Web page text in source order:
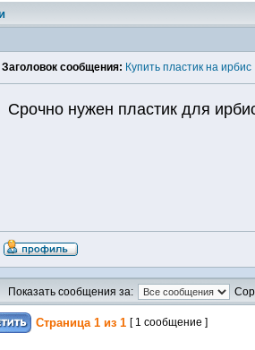
Заголовок сообщения: Купить пластик на ирбис
Срочно нужен пластик для
Показать сообщения за:
Страница 1 из 1 [ 1 сообщение ]